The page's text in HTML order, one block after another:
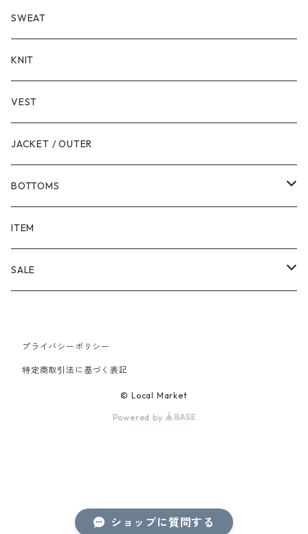
ショップに質問する
LONG SLEEVE
SHORT SLEEVE
LONG SLEEVE
SWEAT
KNIT
VEST
JACKET / OUTER
BOTTOMS
SHORTS
PANTS
ITEM
SALE
PANTS
プライバシーポリシー
特定商取引法に基づく表記
© Local Market
Powered by